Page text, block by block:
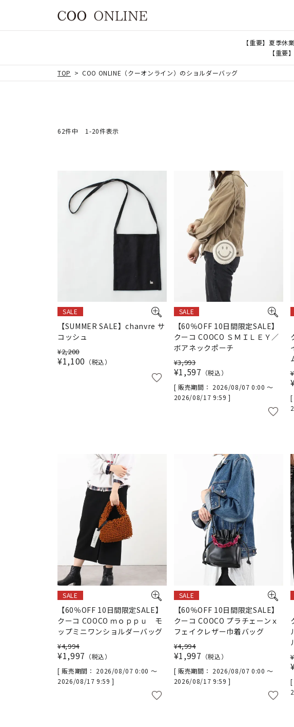
【重要】夏季休
【重要
TOP COO ONLINE（クーオンライン）のショルダーバッグ
62件中 1 -20件表示
SALE
【SUMMER SALE】chanvre サ
コッシュ
¥2,200
¥1,100 税込
SALE
【60％OFF 10日間限定SALE】
クーコ COOCO ＳＭＩＬＥＹ／
ボアネックポーチ
¥3,993
¥1,597
税込
販売期間
2026/08/07 0:00〜
2026/08/17 9:59
¥
SALE
【60％OFF 10日間限定SALE】
クーコ COOCO ｍｏｐｐｕ モ
ップミニワンショルダーバッグ
¥4,994
¥1,997
税込
販売期間
2026/08/07 0:00 〜
2026/08/17 9:59
SALE
【60％OFF 10日間限定SALE】
クーコ COOCO プラチェーンｘ
フェイクレザー巾着バッグ
¥4,994
¥1,997
税込
販売期間
2026/08/07 0:00〜
2026/08/17 9:59
¥